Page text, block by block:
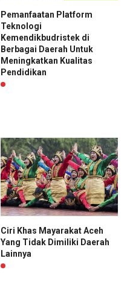
Pemanfaatan Platform
Teknologi
Kemendikbudristek di
Berbagai Daerah Untuk
Meningkatkan Kualitas
Pendidikan
Ciri Khas Mayarakat Aceh
Yang Tidak Dimiliki Daerah
Lainnya